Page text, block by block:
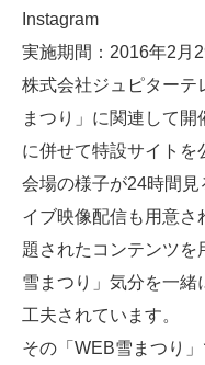
Instagram
実施期間：2016年2月
株式会社ジュピターテ
まつり」に関連して開
に併せて特設サイトを
会場の様子が24時間
イブ映像配信も用意さ
題されたコンテンツを
雪まつり」気分を一緒
工夫されています。
その「WEB雪まつり